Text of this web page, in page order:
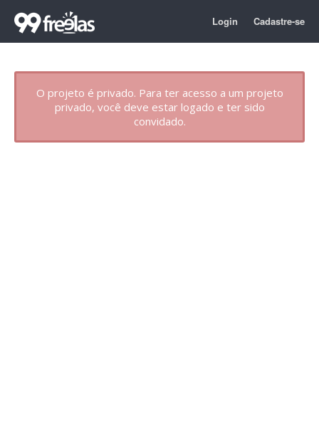
Login Cadastre-se
O projeto é privado. Para ter acesso a um projeto
privado, você deve estar logado e ter sido
convidado.